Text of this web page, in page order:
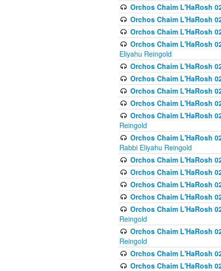
Orchos Chaim L'HaRosh
Orchos Chaim L'HaRosh
Orchos Chaim L'HaRosh
Orchos Chaim L'HaRosh
Eliyahu Reingold
Orchos Chaim L'HaRosh
Orchos Chaim L'HaRosh
Orchos Chaim L'HaRosh
Orchos Chaim L'HaRosh
Orchos Chaim L'HaRosh
Reingold
Orchos Chaim L'HaRosh
Rabbi Eliyahu Reingold
Orchos Chaim L'HaRosh
Orchos Chaim L'HaRosh
Orchos Chaim L'HaRosh
Orchos Chaim L'HaRosh
Orchos Chaim L'HaRosh
Reingold
Orchos Chaim L'HaRosh
Reingold
Orchos Chaim L'HaRosh
Orchos Chaim L'HaRosh